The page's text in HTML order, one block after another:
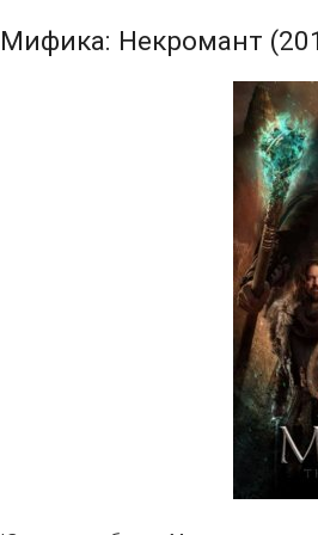
Мифика: Некромант